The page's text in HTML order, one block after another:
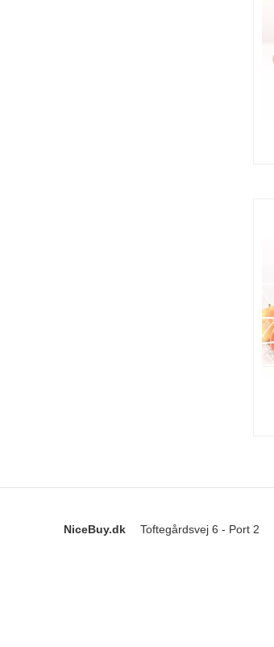
NiceBuy.dk Toftegårdsvej 6 - Port 2